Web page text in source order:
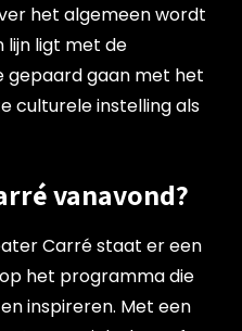
het algemeen wordt
lijn ligt met de
gepaard gaan met het
culturele instelling als
vanavond?
Carré staat er een
het programma die
inspireren. Met een